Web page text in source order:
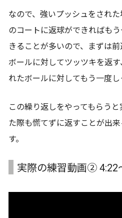
なので、強いプッシュをされ
のコートに返球ができればも
きることが多いので、まずは
ボールに対してツッツキを返
れたボールに対してもう一度し
この繰り返しをやってもらう
た際も慌てずに返すことが出
す。
実際の練習動画② 4:22